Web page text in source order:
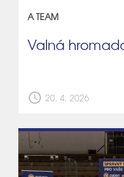
A TEAM
Valná
schedule 20. 4. 2026